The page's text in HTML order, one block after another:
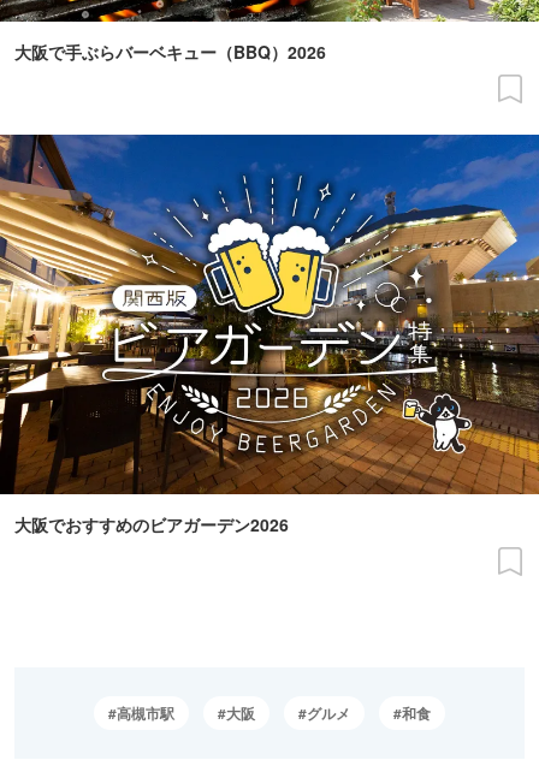
大阪で手ぶらバーベキュー（BBQ）2026
大阪でおすすめのビアガーデン2026
高槻市駅 大阪 グルメ 和食